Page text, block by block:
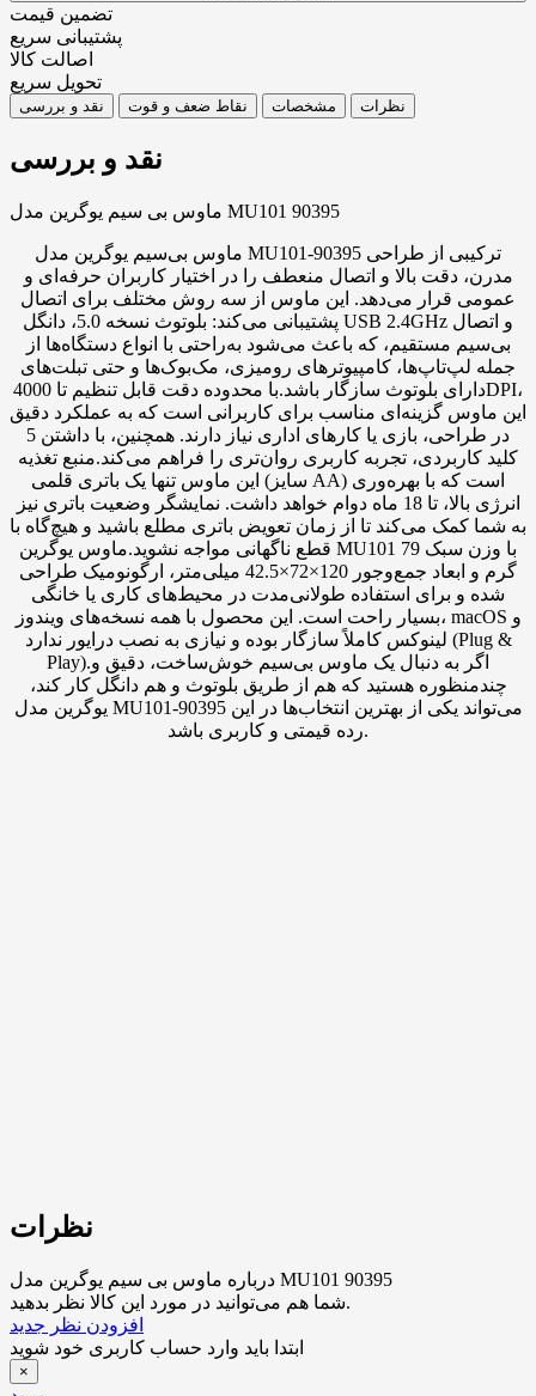
تضمین قیمت
پشتیبانی سریع
اصالت کالا
تحویل سریع
نقد و بررسی نقاط ضعف و قوت مشخصات نظرات
نقد و بررسی
ماوس بی سیم یوگرین مدل MU101 90395
ماوس بی‌سیم یوگرین مدل MU101-90395 ترکیبی از طراحی
مدرن، دقت بالا و اتصال منعطف را در اختیار کاربران حرفه‌ای و
عمومی قرار می‌دهد. این ماوس از سه روش مختلف برای اتصال
پشتیبانی می‌کند: بلوتوث نسخه 5.0، دانگل USB 2.4GHz و اتصال
بی‌سیم مستقیم، که باعث می‌شود به‌راحتی با انواع دستگاه‌ها از
جمله لپ‌تاپ‌ها، کامپیوترهای رومیزی، مک‌بوک‌ها و حتی تبلت‌های
دارای بلوتوث سازگار باشد.با محدوده دقت قابل تنظیم تا 4000DPI،
این ماوس گزینه‌ای مناسب برای کاربرانی است که به عملکرد دقیق
در طراحی، بازی یا کارهای اداری نیاز دارند. همچنین، با داشتن 5
کلید کاربردی، تجربه کاربری روان‌تری را فراهم می‌کند.منبع تغذیه
این ماوس تنها یک باتری قلمی (سایز AA) است که با بهره‌وری
انرژی بالا، تا 18 ماه دوام خواهد داشت. نمایشگر وضعیت باتری نیز
به شما کمک می‌کند تا از زمان تعویض باتری مطلع باشید و هیچ‌گاه با
قطع ناگهانی مواجه نشوید.ماوس یوگرین MU101 با وزن سبک 79
گرم و ابعاد جمع‌وجور 120×72×42.5 میلی‌متر، ارگونومیک طراحی
شده و برای استفاده طولانی‌مدت در محیط‌های کاری یا خانگی
بسیار راحت است. این محصول با همه نسخه‌های ویندوز، macOS و
لینوکس کاملاً سازگار بوده و نیازی به نصب درایور ندارد (Plug &
Play).اگر به دنبال یک ماوس بی‌سیم خوش‌ساخت، دقیق و
چندمنظوره هستید که هم از طریق بلوتوث و هم دانگل کار کند،
یوگرین مدل MU101-90395 می‌تواند یکی از بهترین انتخاب‌ها در این
رده قیمتی و کاربری باشد.
نظرات
درباره ماوس بی سیم یوگرین مدل MU101 90395
شما هم می‌توانید در مورد این کالا نظر بدهید.
افزودن نظر جدید
ابتدا باید وارد حساب کاربری خود شوید
×